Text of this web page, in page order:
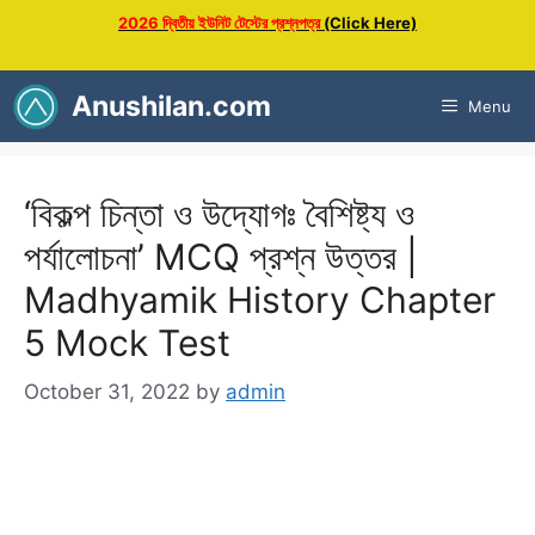
content
2026 দ্বিতীয় ইউনিট টেস্টের প্রশ্নপত্র(Click Here)
Anushilan.com Menu
‘বিকল্প চিন্তা ও উদ্যোগঃ বৈশিষ্ট্য ও
পর্যালোচনা’ MCQ প্রশ্ন উত্তর |
Madhyamik History Chapter
5 Mock Test
October 31, 2022 by admin